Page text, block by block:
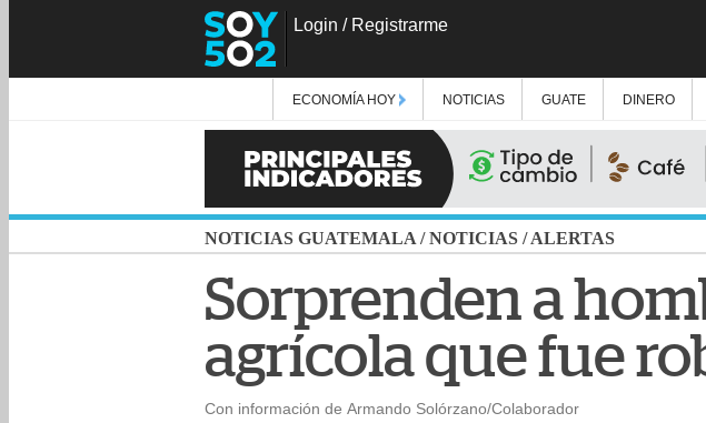
Login / Registrarme
ECONOMÍA HOY NOTICIAS GUATE DINERO
NOTICIAS GUATEMALA /NOTICIAS /ALERTAS
Sorprenden a
agrícola que fue
Con información de Armando Solórzano/Colaborador